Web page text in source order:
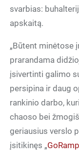
svarbias:
apskaitą.
„Būtent minėtose
prarandama
įsivertinti galimo
persipina ir daug
rankinio darbo,
chaoso bei
geriausius verslo
įsitikinęs „GoRamp